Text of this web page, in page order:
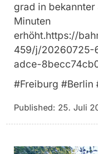
grad in bekannter
Minuten
erhöht.https://
459/j/20260725-
adce-
#Freiburg #Berlin
Published: 25. Juli